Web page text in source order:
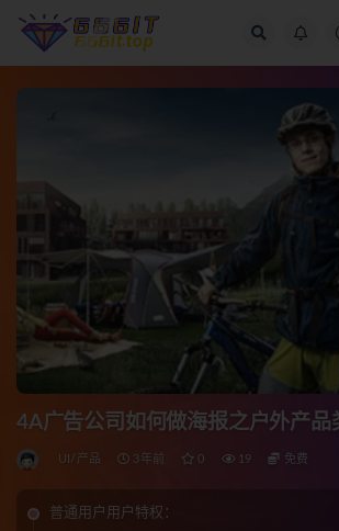
4A广告公司如何做海报之户外产品
UI/产品 3年前 0 19 免费
普通用户用户特权：